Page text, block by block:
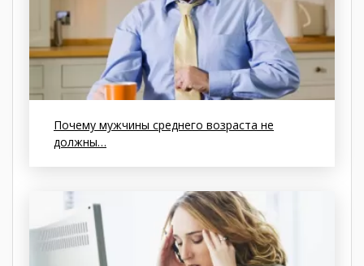
Почему мужчины среднего возраста не
должны…